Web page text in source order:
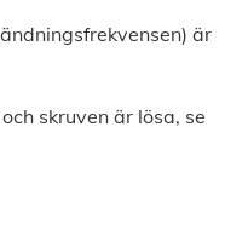
är
skruven är lösa, se